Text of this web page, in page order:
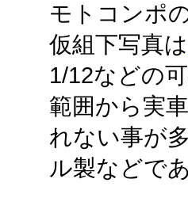
モトコンポ
仮組下写真は
1/12などの
範囲から実
れない事が
ル製などで